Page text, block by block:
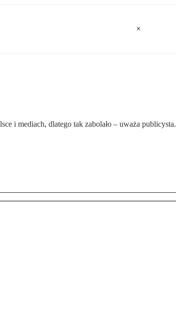
i mediach, dlatego tak zabolało – uważa publicysta.